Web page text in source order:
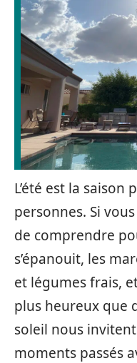
L’été est la
personnes. Si
de comprendre
s’épanouit, les
et légumes frais,
plus heureux que
soleil nous
moments passés